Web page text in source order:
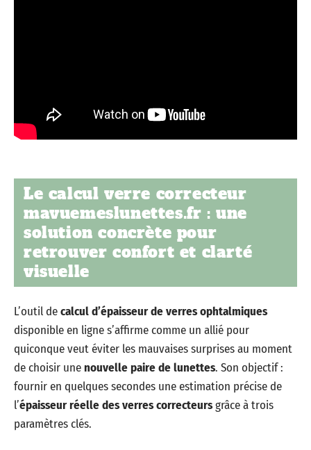
Le calcul verre correcteur
mavuemeslunettes.fr : une
solution concrète pour
retrouver confort et clarté
visuelle
L’outil decalcul d’épaisseur de verres ophtalmiques
disponible en ligne s’affirme comme un allié pour
quiconque veut éviter les mauvaises surprises au moment
de choisir unenouvelle paire de lunettes. Son objectif :
fournir en quelques secondes une estimation précise de
l’épaisseur réelle des verres correcteursgrâce à trois
paramètres clés.